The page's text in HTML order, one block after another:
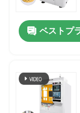
ベストプ